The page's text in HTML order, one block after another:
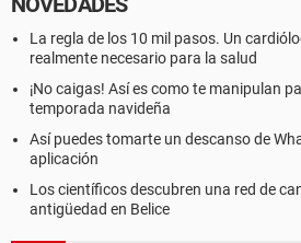
La regla de los 10 mil pasos. Un
realmente necesario para la salud
¡No caigas! Así es como te manipulan
temporada navideña
Así puedes tomarte un descanso de
aplicación
Los científicos descubren una red de
antigüedad en Belice